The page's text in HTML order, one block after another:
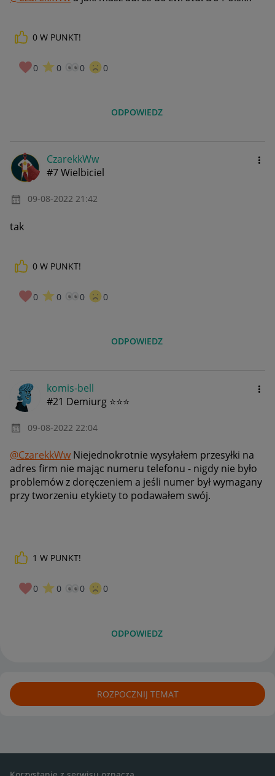
0 W PUNKT!
0 0 0 0
ODPOWIEDZ
CzarekkWw
#7 Wielbiciel
‎09-08-2022 21:42
tak
0 W PUNKT!
0 0 0 0
ODPOWIEDZ
komis-bell
#21 Demiurg ⭐⭐⭐
‎09-08-2022 22:04
@CzarekkWw Niejednokrotnie wysyłałem przesyłki na
adres firm nie mając numeru telefonu - nigdy nie było
problemów z doręczeniem a jeśli numer był wymagany
przy tworzeniu etykiety to podawałem swój.
1 W PUNKT!
0 0 0 0
ODPOWIEDZ
ROZPOCZNIJ TEMAT